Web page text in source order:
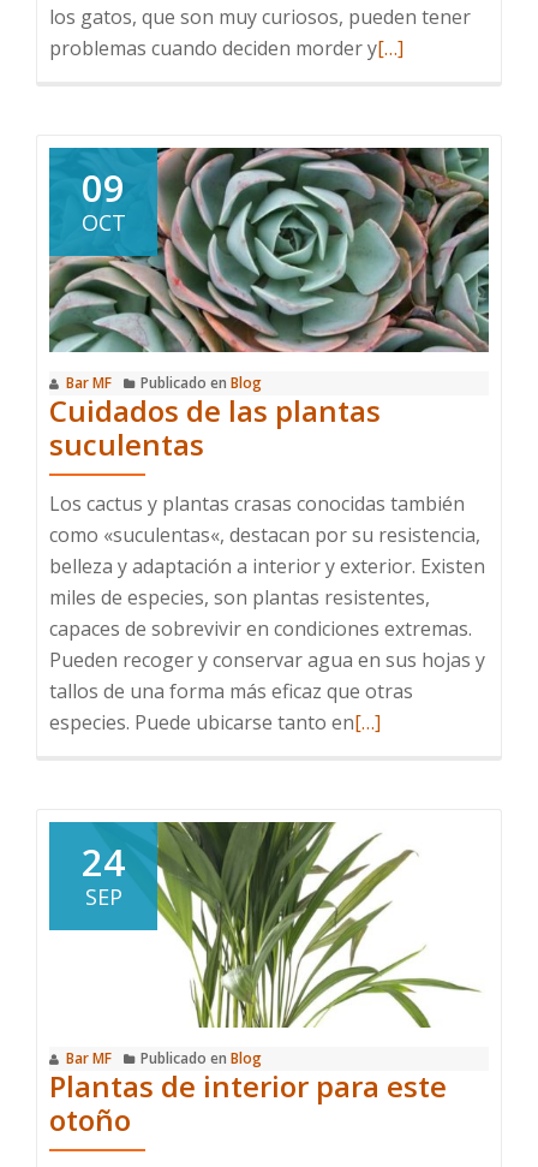
los gatos, que son muy curiosos, pueden tener
problemas cuando deciden morder yLeer
tóxicas
para
mascotas
[…]
09
OCT
Bar MF Publicado en Blog
Cuidados de las plantas
suculentas
Los cactus y plantas crasas conocidas también
como «suculentas«, destacan por su resistencia,
belleza y adaptación a interior y exterior. Existen
miles de especies, son plantas resistentes,
capaces de sobrevivir en condiciones extremas.
Pueden recoger y conservar agua en sus hojas y
tallos de una forma más eficaz que otras
especies. Puede ubicarse tanto enLeer
de
las
plantas
suculentas
[…]
24
SEP
Bar MF Publicado en Blog
Plantas de interior para este
otoño